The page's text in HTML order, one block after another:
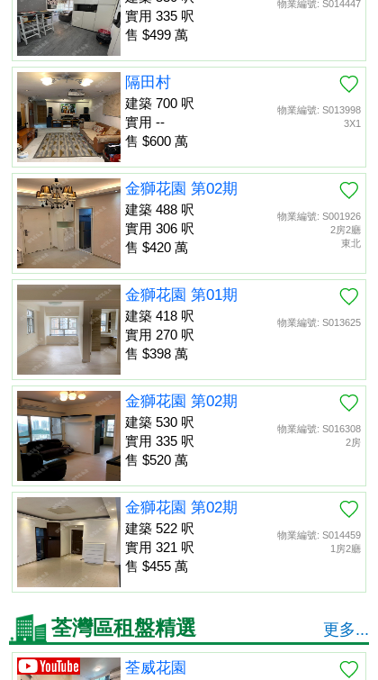
物業編號: S014447
實用 335 呎
售 $499 萬
物業編號: S013998
3X1
隔田村
建築 700 呎
實用 --
售 $600 萬
物業編號: S001926
2房2廳
東北
金獅花園 第02期
建築 488 呎
實用 306 呎
售 $420 萬
物業編號: S013625
金獅花園 第01期
建築 418 呎
實用 270 呎
售 $398 萬
物業編號: S016308
2房
金獅花園 第02期
建築 530 呎
實用 335 呎
售 $520 萬
物業編號: S014459
1房2廳
金獅花園 第02期
建築 522 呎
實用 321 呎
售 $455 萬
荃灣區租盤精選 更多...
荃威花園